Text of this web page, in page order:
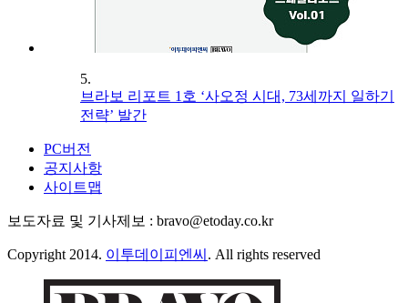
5.
브라보 리포트 1호 ‘사오정 시대, 73세까지 일하기
전략’ 발간
PC버전
공지사항
사이트맵
보도자료 및 기사제보 : bravo@etoday.co.kr
Copyright 2014. 이투데이피엔씨 . All rights reserved